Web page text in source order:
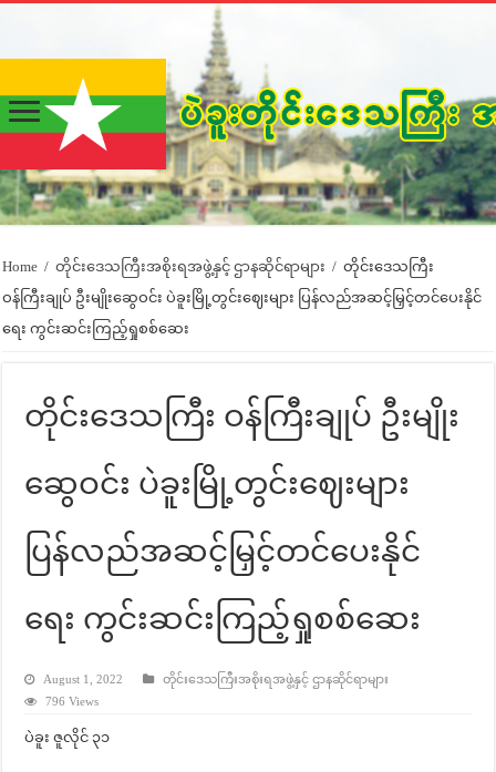
Home / တိုင်းဒေသကြီးအစိုးရအဖွဲ့နှင့် ဌာနဆိုင်ရာများ / တိုင်းဒေသကြီး
ဝန်ကြီးချုပ် ဦးမျိုးဆွေဝင်း ပဲခူးမြို့တွင်းဈေးများ ပြန်လည်အဆင့်မြှင့်တင်ပေးနိုင်
ရေး ကွင်းဆင်းကြည့်ရှုစစ်ဆေး
တိုင်းဒေသကြီး ဝန်ကြီးချုပ် ဦးမျိုး
ဆွေဝင်း ပဲခူးမြို့တွင်းဈေးများ
ပြန်လည်အဆင့်မြှင့်တင်ပေးနိုင်
ရေး ကွင်းဆင်းကြည့်ရှုစစ်ဆေး
August 1, 2022
တိုင်းဒေသကြီးအစိုးရအဖွဲ့နှင့် ဌာနဆိုင်ရာများ
796 Views
ပဲခူး ဇူလိုင် ၃၁